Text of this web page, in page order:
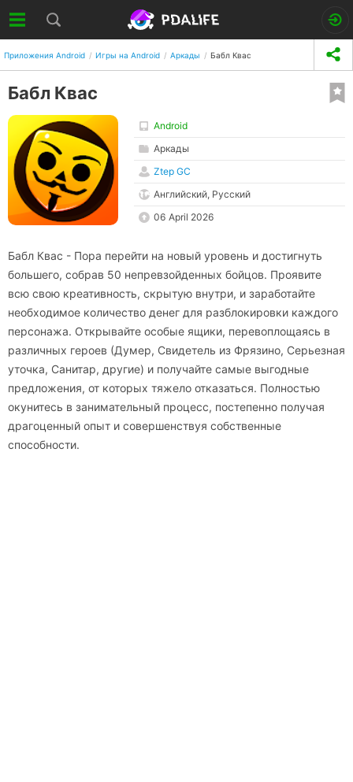
Приложения Android Игры на Android Аркады Бабл Квас
Бабл Квас
Android
Аркады
Ztep GC
Английский, Русский
06 April 2026
Бабл Квас - Пора перейти на новый уровень и достигнуть
большего, собрав 50 непревзойденных бойцов. Проявите
всю свою креативность, скрытую внутри, и заработайте
необходимое количество денег для разблокировки каждого
персонажа. Открывайте особые ящики, перевоплощаясь в
различных героев (Думер, Свидетель из Фрязино, Серьезная
уточка, Санитар, другие) и получайте самые выгодные
предложения, от которых тяжело отказаться. Полностью
окунитесь в занимательный процесс, постепенно получая
драгоценный опыт и совершенствуя собственные
способности.